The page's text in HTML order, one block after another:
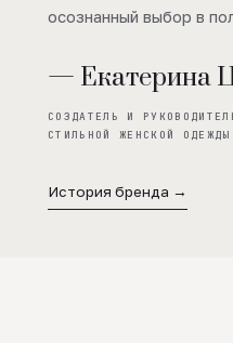
осознанный выбор в
— Екатерина
СОЗДАТЕЛЬ И
СТИЛЬНОЙ ЖЕНСКОЙ ОДЕЖДЫ
История бренда →